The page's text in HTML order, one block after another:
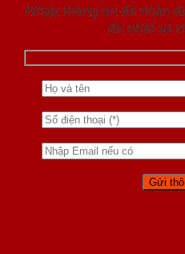
Nhập thông tin để nhận
đủ nhất và